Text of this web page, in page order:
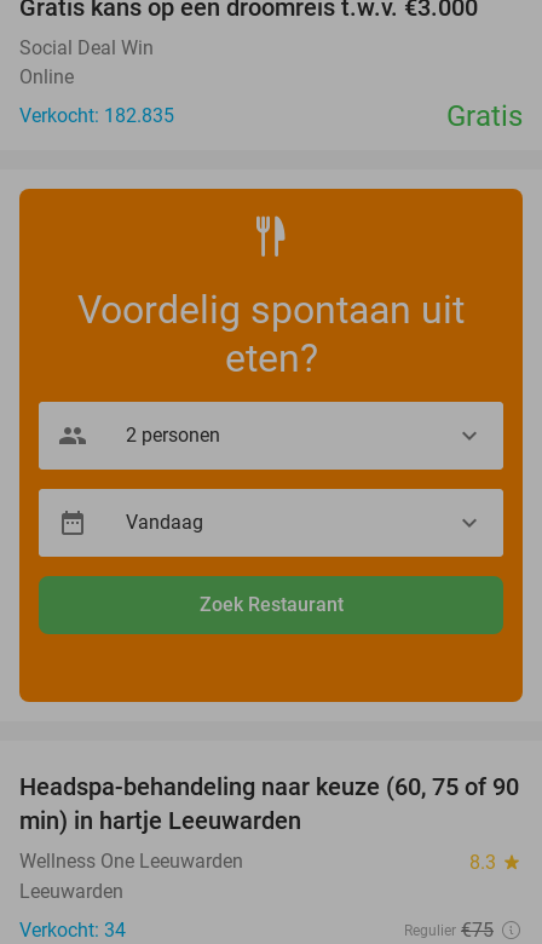
Gratis kans op een droomreis t.w.v. €3.000
Social Deal Win
Online
Verkocht: 182.835
Gratis
Voordelig spontaan uit
eten?
Zoek Restaurant
35%
Headspa-behandeling naar keuze (60, 75 of 90
min) in hartje Leeuwarden
Wellness One Leeuwarden 8.3 star
Leeuwarden
Verkocht: 34
Regulier €75